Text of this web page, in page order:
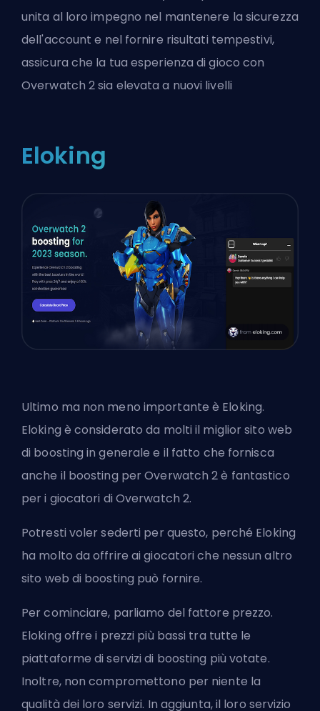
unita al loro impegno nel mantenere la sicurezza
dell'account e nel fornire risultati tempestivi,
assicura che la tua esperienza di gioco con
Overwatch 2 sia elevata a nuovi livelli
Eloking
Ultimo ma non meno importante è Eloking.
Eloking è considerato da molti il miglior sito web
di boosting in generale e il fatto che fornisca
anche il boosting per Overwatch 2 è fantastico
per i giocatori di Overwatch 2.
Potresti voler sederti per questo, perché Eloking
ha molto da offrire ai giocatori che nessun altro
sito web di boosting può fornire.
Per cominciare, parliamo del fattore prezzo.
Eloking offre i prezzi più bassi tra tutte le
piattaforme di servizi di boosting più votate.
Inoltre, non compromettono per niente la
qualità dei loro servizi. In aggiunta, il loro servizio